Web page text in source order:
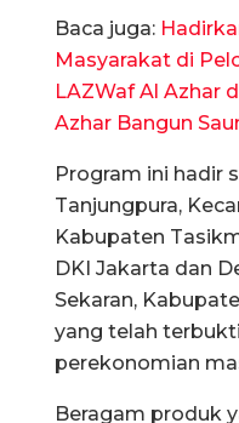
Baca juga:
Masyarakat di
LAZWaf Al Azhar
Azhar Bangun
Program ini hadir
Tanjungpura,
Kabupaten
DKI Jakarta dan
Sekaran,
yang telah
perekonomian
Beragam produk